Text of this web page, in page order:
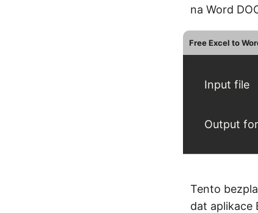
na Word
Free Excel to
Input file
Output
Tento
dat aplikace